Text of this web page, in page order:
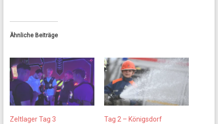
Ähnliche Beiträge
Zeltlager Tag 3 Tag 2 – Königsdorf